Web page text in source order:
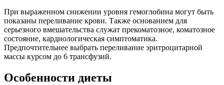
При выраженном снижении уровня гемоглобина могут быть
показаны переливание крови. Также основанием для
серьезного вмешательства служат прекоматозное, коматозное
состояние, кардиологическая симптоматика.
Предпочтительнее выбрать переливание эритроцитарной
массы курсом до 6 трансфузий.
Особенности диеты